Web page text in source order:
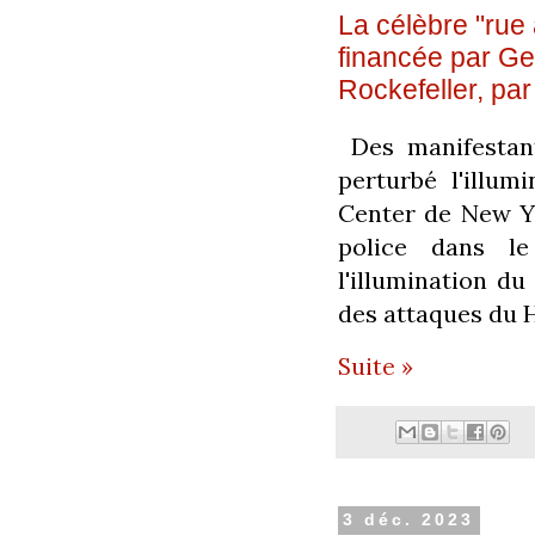
La célèbre "rue
financée par
Rockefeller,
Des
perturbé
Center de New
police dans le
l'illumination du
des attaques du
Suite »
3 déc. 2023